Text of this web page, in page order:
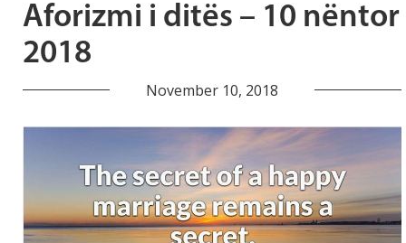
Aforizmi i ditës – 10 nëntor
2018
November 10, 2018